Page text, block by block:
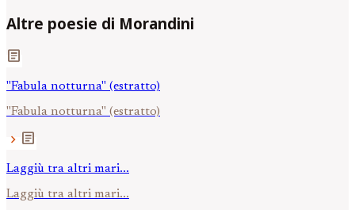
Altre poesie di Morandini
article
"Fabula notturna" (estratto)
"Fabula notturna" (estratto)
chevron_right article
Laggiù tra altri mari...
Laggiù tra altri mari...